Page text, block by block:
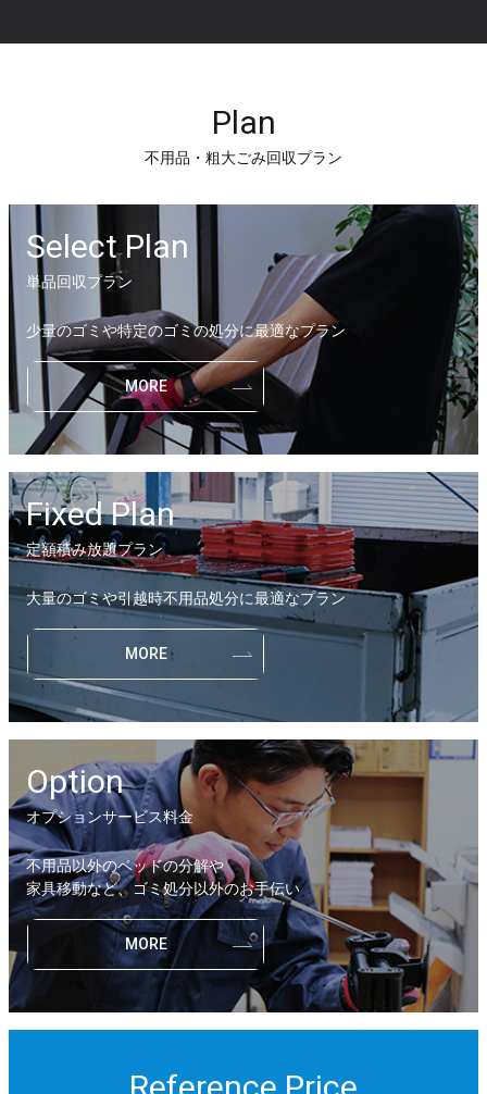
Plan
不用品・粗大ごみ回収プラン
Select Plan
単品回収プラン
少量のゴミや特定のゴミの処分に最適なプラン
MORE
Fixed Plan
定額積み放題プラン
大量のゴミや引越時不用品処分に最適なプラン
MORE
Option
オプションサービス料金
不用品以外のベッドの分解や
家具移動など、ゴミ処分以外のお手伝い
MORE